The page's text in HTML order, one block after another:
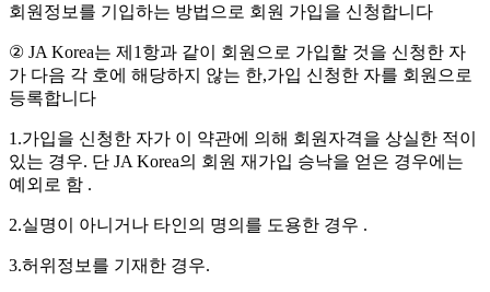
회원정보를 기입하는 방법으로 회원 가입을 신청합니다
② JA Korea는 제1항과 같이 회원으로 가입할 것을 신청한 자
가 다음 각 호에 해당하지 않는 한,가입 신청한 자를 회원으로
등록합니다
1.가입을 신청한 자가 이 약관에 의해 회원자격을 상실한 적이
있는 경우. 단 JA Korea의 회원 재가입 승낙을 얻은 경우에는
예외로 함 .
2.실명이 아니거나 타인의 명의를 도용한 경우 .
3.허위정보를 기재한 경우.